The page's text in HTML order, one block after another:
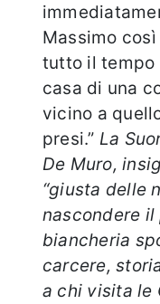
Massimo
tutto il tempo
casa di una
vicino a
presi.” La
De Muro,
“giusta delle
nascondere
biancheria
carcere,
a chi visita le